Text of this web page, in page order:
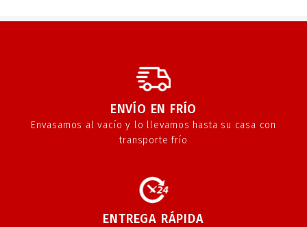
ENVÍO EN FRÍO
Envasamos al vacío y lo llevamos hasta su casa con
transporte frío
ENTREGA RÁPIDA